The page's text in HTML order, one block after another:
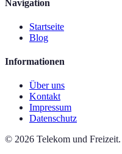
Navigation
Startseite
Blog
Informationen
Über uns
Kontakt
Impressum
Datenschutz
© 2026 Telekom und Freizeit.